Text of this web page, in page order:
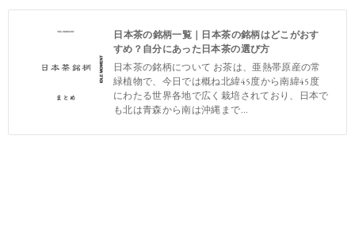
日本茶の銘柄一覧｜日本茶の銘柄はどこがおす
すめ？自分にあった日本茶の選び方
日本茶の銘柄について お茶は、亜熱帯原産の常
緑植物で、今日では概ね北緯45度から南緯45度
にわたる世界各地で広く栽培されており、日本で
も北は青森から南は沖縄まで...